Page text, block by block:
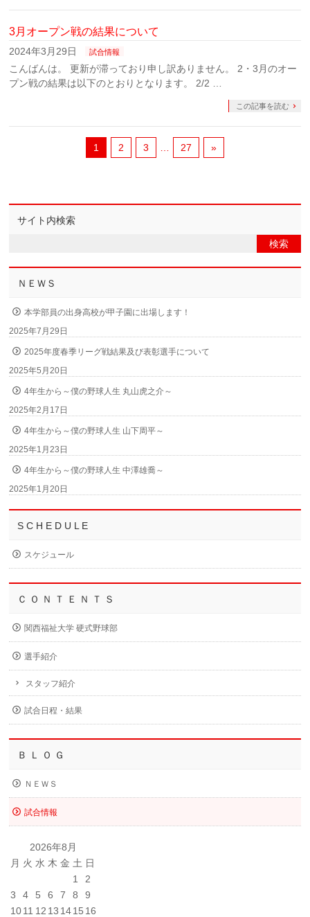
3月オープン戦の結果について
2024年3月29日 試合情報
こんばんは。 更新が滞っており申し訳ありません。 2・3月のオー
プン戦の結果は以下のとおりとなります。 2/2 …
この記事を読む
1 2 3 27 »
サイト内検索
ＮＥＷＳ
本学部員の出身高校が甲子園に出場します！
2025年7月29日
2025年度春季リーグ戦結果及び表彰選手について
2025年5月20日
4年生から～僕の野球人生 丸山虎之介～
2025年2月17日
4年生から～僕の野球人生 山下周平～
2025年1月23日
4年生から～僕の野球人生 中澤雄喬～
2025年1月20日
S C H E D U L E
スケジュール
Ｃ Ｏ Ｎ Ｔ Ｅ Ｎ Ｔ Ｓ
関西福祉大学 硬式野球部
選手紹介
スタッフ紹介
試合日程・結果
Ｂ Ｌ Ｏ Ｇ
ＮＥＷＳ
試合情報
2026年8月
月 火 水 木 金 土 日
1
2
3
4 5 6 7 8
9
1011 12 13 1415 16